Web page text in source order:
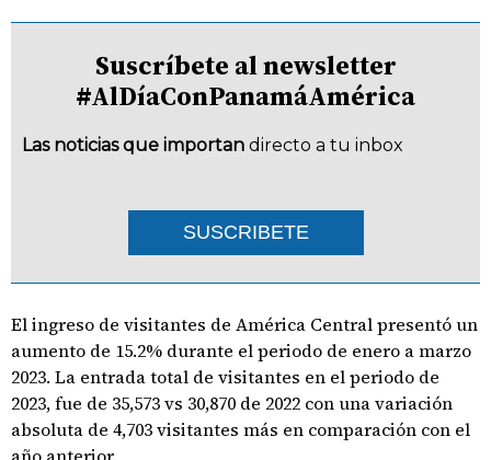
Suscríbete al newsletter
#AlDíaConPanamáAmérica
Las noticias que importan directo a tu inbox
SUSCRIBETE
El ingreso de visitantes de América Central presentó un
aumento de 15.2% durante el periodo de enero a marzo
2023. La entrada total de visitantes en el periodo de
2023, fue de 35,573 vs 30,870 de 2022 con una variación
absoluta de 4,703 visitantes más en comparación con el